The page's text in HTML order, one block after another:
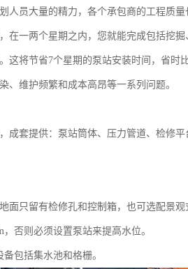
人员大量的精力，各个承包商的工程质量
在一两个星期之内，您就能完成包括挖
这将节省7个星期的泵站安装时间，省时
、维护频繁和成本高昂等一系列问题。
成套提供：泵站筒体、压力管道、检修
面只留有检修孔和控制箱，也可选配景观
否则必须设置泵站来提高水位。
包括集水池和格栅。